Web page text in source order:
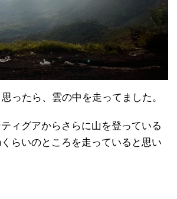
ったら、雲の中を走ってました。
ィグアからさらに山を登っている
らいのところを走っていると思い